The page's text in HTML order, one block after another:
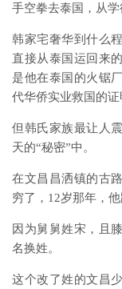
手空拳去泰国，从学
韩家宅奢华到什么
直接从泰国运回来
是他在泰国的火锯
代华侨实业救国的证
但韩氏家族最让人
天的“秘密”中。
在文昌昌洒镇的古
穷了，12岁那年，
因为舅舅姓宋，且
名换姓。
这个改了姓的文昌